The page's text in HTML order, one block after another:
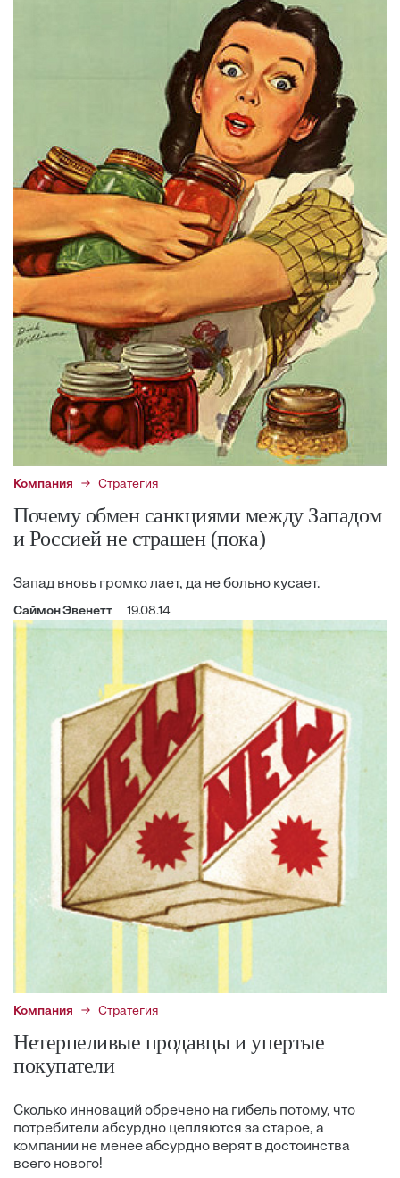
Компания Стратегия
Почему обмен санкциями между Западом
и Россией не страшен (пока)
Запад вновь громко лает, да не больно кусает.
Саймон Эвенетт 19.08.14
Компания Стратегия
Нетерпеливые продавцы и упертые
покупатели
Сколько инноваций обречено на гибель потому, что
потребители абсурдно цепляются за старое, а
компании не менее абсурдно верят в достоинства
всего нового!